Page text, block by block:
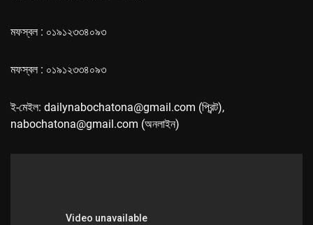
মফস্বল : ০১৯১২৩৩৪০৯৩
মফস্বল : ০১৯১২৩৩৪০৯৩
ই-মেইল: dailynabochatona@gmail.com (প্রিন্ট),
nabochatona@gmail.com (অনলাইন)